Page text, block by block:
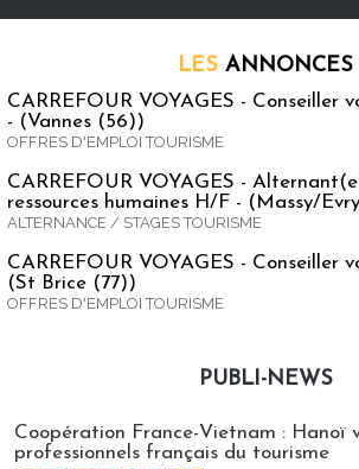
LES ANNONCES
CARREFOUR VOYAGES - Conseiller
- (Vannes (56))
OFFRES D'EMPLOI TOURISME
CARREFOUR VOYAGES -
ressources humaines H/F - (Massy/
ALTERNANCE / STAGES TOURISME
CARREFOUR VOYAGES - Conseiller
(St Brice (77))
OFFRES D'EMPLOI TOURISME
PUBLI-NEWS
Coopération France-Vietnam : Hanoï
professionnels français du tourisme